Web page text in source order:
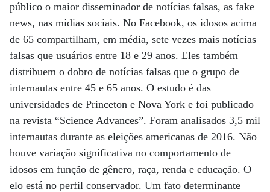
público o maior disseminador de notícias falsas, as fake
news, nas mídias sociais. No Facebook, os idosos acima
de 65 compartilham, em média, sete vezes mais notícias
falsas que usuários entre 18 e 29 anos. Eles também
distribuem o dobro de notícias falsas que o grupo de
internautas entre 45 e 65 anos. O estudo é das
universidades de Princeton e Nova York e foi publicado
na revista “Science Advances”. Foram analisados 3,5 mil
internautas durante as eleições americanas de 2016. Não
houve variação significativa no comportamento de
idosos em função de gênero, raça, renda e educação. O
elo está no perfil conservador. Um fato determinante